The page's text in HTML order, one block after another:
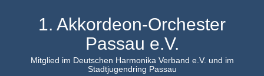
1. Akkordeon-Orchester
Passau e.V.
Mitglied im Deutschen Harmonika Verband e.V. und im
Stadtjugendring Passau